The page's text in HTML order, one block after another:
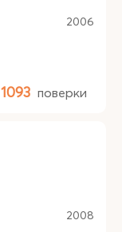
2006
1093 поверки
2008